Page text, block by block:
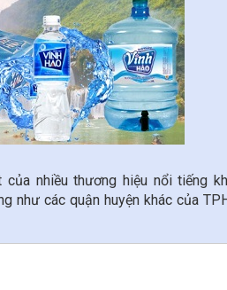
nhiều thương hiệu nổi tiếng
như các quận huyện khác của